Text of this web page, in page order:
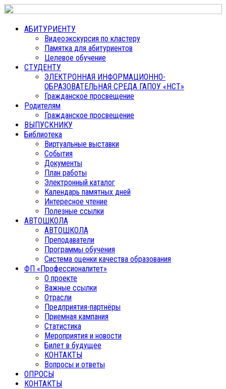
АБИТУРИЕНТУ
Видеоэкскурсия по кластеру
Памятка для абитуриентов
Целевое обучение
СТУДЕНТУ
ЭЛЕКТРОННАЯ ИНФОРМАЦИОННО-
ОБРАЗОВАТЕЛЬНАЯ СРЕДА ГАПОУ «НСТ»
Гражданское просвещение
Родителям
Гражданское просвещение
ВЫПУСКНИКУ
Библиотека
Виртуальные выставки
События
Документы
План работы
Электронный каталог
Календарь памятных дней
Интересное чтение
Полезные ссылки
АВТОШКОЛА
АВТОШКОЛА
Преподаватели
Программы обучения
Система оценки качества образования
ФП «Профессионалитет»
О проекте
Важные ссылки
Отрасли
Предприятия-партнёры
Приемная кампания
Статистика
Мероприятия и новости
Билет в будущее
КОНТАКТЫ
Вопросы и ответы
ОПРОСЫ
КОНТАКТЫ